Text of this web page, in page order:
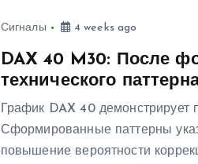
Сигналы 4 weeks ago
DAX 40 M30: После
технического
График DAX 40 демонстрирует
Сформированные паттерны
повышение вероятности